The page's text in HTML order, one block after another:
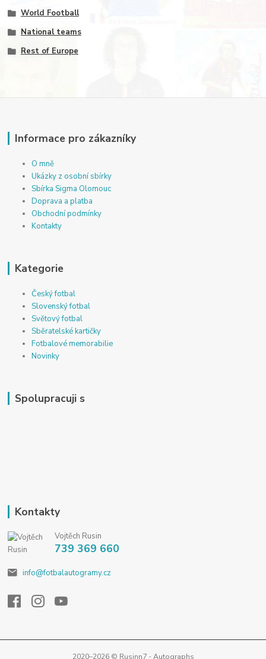
World Football
National teams
Rest of Europe
Informace pro zákazníky
O mně
Ukázky z osobní sbírky
Sbírka Sigma Olomouc
Doprava a platba
Obchodní podmínky
Kontakty
Kategorie
Český fotbal
Slovenský fotbal
Světový fotbal
Sběratelské kartičky
Fotbalové memorabilie
Novinky
Spolupracuji s
Kontakty
Vojtěch Rusin
739 369 660
info@fotbalautogramy.cz
2020–2026 © Rusinn7 - Autographs